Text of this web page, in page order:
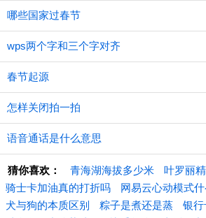
哪些国家过春节
wps两个字和三个字对齐
春节起源
怎样关闭拍一拍
语音通话是什么意思
猜你喜欢： 青海湖海拔多少米
叶罗丽
骑士卡加油真的打折吗
网易云心动模式
犬与狗的本质区别
粽子是煮还是蒸
银